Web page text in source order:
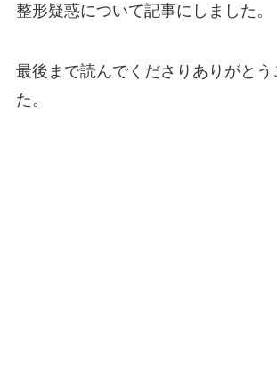
整形疑惑について記事にしました。
最後まで読んでくださりありがとう
た。